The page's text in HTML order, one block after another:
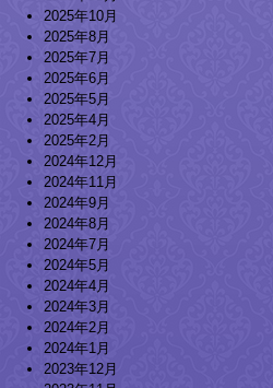
2025年10月
2025年8月
2025年7月
2025年6月
2025年5月
2025年4月
2025年2月
2024年12月
2024年11月
2024年9月
2024年8月
2024年7月
2024年5月
2024年4月
2024年3月
2024年2月
2024年1月
2023年12月